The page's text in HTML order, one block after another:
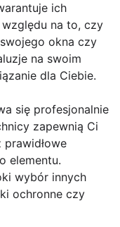
ich
na to, czy
okna czy
na swoim
dla Ciebie.
się profesjonalnie
zapewnią Ci
elementu.
wybór innych
ochronne czy